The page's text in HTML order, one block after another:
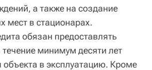
а также на создание
мест в стационарах.
обязан предоставлять
минимум десяти лет
объекта в эксплуатацию. Кроме